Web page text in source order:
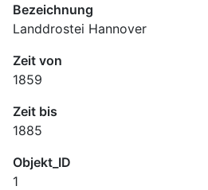
Bezeichnung
Landdrostei Hannover
Zeit von
1859
Zeit bis
1885
Objekt_ID
1